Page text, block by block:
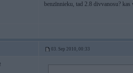
benzīnnieku, tad 2.8 divvanosu?
03. Sep 2010, 00:33